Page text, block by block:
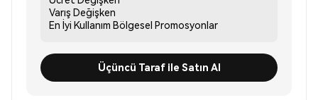
Varış Değişken
En İyi Kullanım Bölgesel Promosyonlar
Üçüncü Taraf ile Satın Al